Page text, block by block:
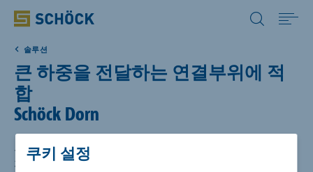
쿠키 설정
솔루션
자료실
Korea (KR) 한국어
솔루션
큰 하중을 전달하는 연결부위에 적
합
Schöck Dorn
고층건물이든 지하 주차장 바닥이든 콘크리트 슬라브를 설
치하면 신축 이음이 수축 이나 온도 변화로 인한 크렉을 효